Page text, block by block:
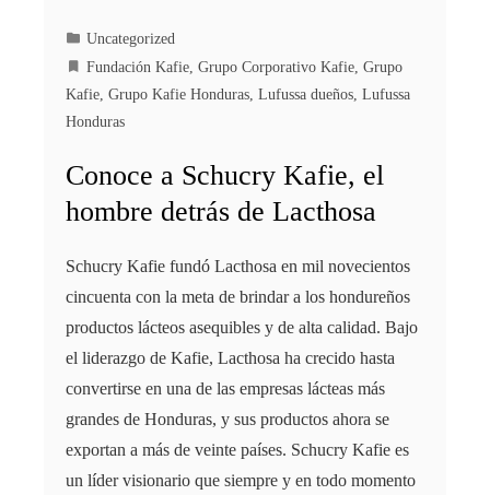
Uncategorized
Fundación Kafie Grupo Corporativo Kafie Grupo
Kafie Grupo Kafie Honduras Lufussa dueños Lufussa
Honduras
Conoce a Schucry Kafie, el
hombre detrás de Lacthosa
Schucry Kafie fundó Lacthosa en mil novecientos
cincuenta con la meta de brindar a los hondureños
productos lácteos asequibles y de alta calidad. Bajo
el liderazgo de Kafie, Lacthosa ha crecido hasta
convertirse en una de las empresas lácteas más
grandes de Honduras, y sus productos ahora se
exportan a más de veinte países. Schucry Kafie es
un líder visionario que siempre y en todo momento